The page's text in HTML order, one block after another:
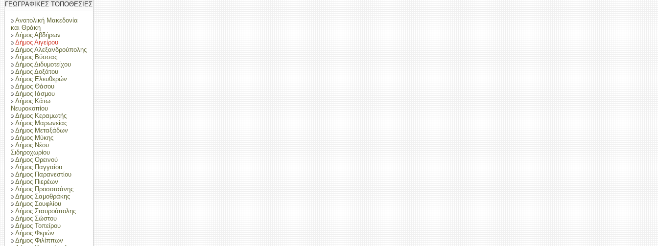
ΓΕΩΓΡΑΦΙΚΕΣ ΤΟΠΟΘΕΣΙΕΣ
Ανατολική Μακεδονία
και Θράκη
Δήμος Αβδήρων
Δήμος Αιγείρου
Δήμος Αλεξανδρούπολης
Δήμος Βύσσας
Δήμος Διδυμοτείχου
Δήμος Δοξάτου
Δήμος Ελευθερών
Δήμος Θάσου
Δήμος Ιάσμου
Δήμος Κάτω
Νευροκοπίου
Δήμος Κεραμωτής
Δήμος Μαρωνείας
Δήμος Μεταξάδων
Δήμος Μύκης
Δήμος Νέου
Σιδηροχωρίου
Δήμος Ορεινού
Δήμος Παγγαίου
Δήμος Παρανεστίου
Δήμος Πιερέων
Δήμος Προσοτσάνης
Δήμος Σαμοθράκης
Δήμος Σουφλίου
Δήμος Σταυρούπολης
Δήμος Σώστου
Δήμος Τοπείρου
Δήμος Φερών
Δήμος Φιλίππων